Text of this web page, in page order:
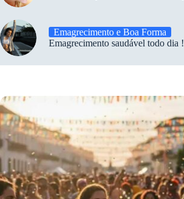
Emagrecimento e Boa Forma
Emagrecimento saudável todo dia !